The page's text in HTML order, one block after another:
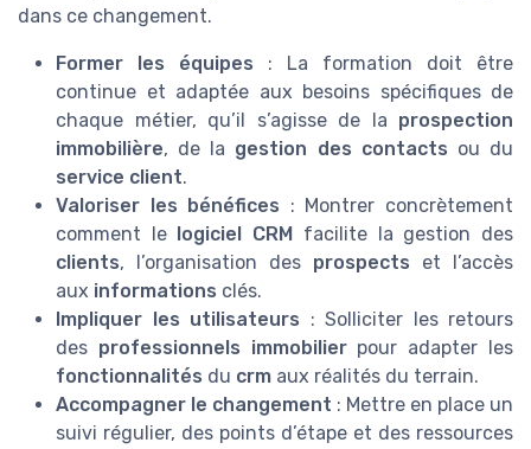
dans ce changement.
Former les équipes : La formation doit être
continue et adaptée aux besoins spécifiques de
chaque métier, qu’il s’agisse de la prospection
immobilière, de la gestion des contacts ou du
service client.
Valoriser les bénéfices : Montrer concrètement
comment le logiciel CRM facilite la gestion des
clients, l’organisation des prospects et l’accès
aux informations clés.
Impliquer les utilisateurs : Solliciter les retours
des professionnels immobilierpour adapter les
fonctionnalités du crm aux réalités du terrain.
Accompagner le changement : Mettre en place un
suivi régulier, des points d’étape et des ressources